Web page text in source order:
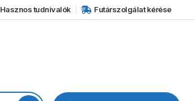
Hasznos tudnivalók Futárszolgálat kérése